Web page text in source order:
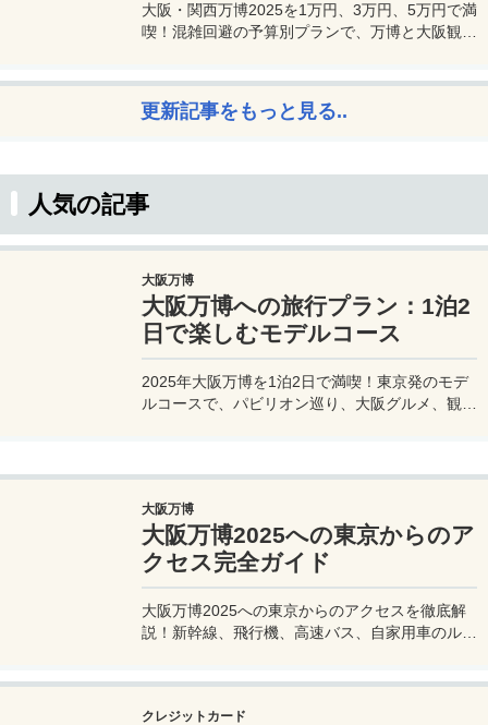
大阪・関西万博2025を1万円、3万円、5万円で満
喫！混雑回避の予算別プランで、万博と大阪観光
更新記事をもっと見る..
人気の記事
大阪万博
大阪万博への旅行プラン：1泊2
日で楽しむモデルコース
2025年大阪万博を1泊2日で満喫！東京発のモデ
ルコースで、パビリオン巡り、大阪グルメ、観光
大阪万博
大阪万博2025への東京からのア
クセス完全ガイド
大阪万博2025への東京からのアクセスを徹底解
説！新幹線、飛行機、高速バス、自家用車のルー
クレジットカード